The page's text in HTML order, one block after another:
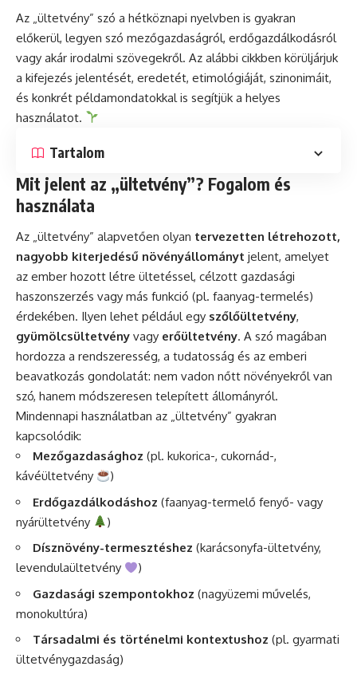
Az „ültetvény” szó a hétköznapi nyelvben is gyakran
előkerül, legyen szó mezőgazdaságról, erdőgazdálkodásról
vagy akár irodalmi szövegekről. Az alábbi cikkben körüljárjuk
a kifejezés jelentését, eredetét, etimológiáját, szinonimáit,
és konkrét példamondatokkal is segítjük a helyes
használatot.
Tartalom
Mit jelent az „ültetvény”? Fogalom és
használata
Az „ültetvény” alapvetően olyan tervezetten létrehozott,
nagyobb kiterjedésű növényállományt jelent, amelyet
az ember hozott létre ültetéssel, célzott gazdasági
haszonszerzés vagy más funkció (pl. faanyag-termelés)
érdekében. Ilyen lehet például egy szőlőültetvény,
gyümölcsültetvény vagy erőültetvény. A szó magában
hordozza a rendszeresség, a tudatosság és az emberi
beavatkozás gondolatát: nem vadon nőtt növényekről van
szó, hanem módszeresen telepített állományról.
Mindennapi használatban az „ültetvény” gyakran
kapcsolódik:
Mezőgazdasághoz (pl. kukorica-, cukornád-,
kávéültetvény
)
Erdőgazdálkodáshoz (faanyag-termelő fenyő- vagy
nyárültetvény
)
Dísznövény-termesztéshez (karácsonyfa-ültetvény,
levendulaültetvény
)
Gazdasági szempontokhoz (nagyüzemi művelés,
monokultúra)
Társadalmi és történelmi kontextushoz (pl. gyarmati
ültetvénygazdaság)